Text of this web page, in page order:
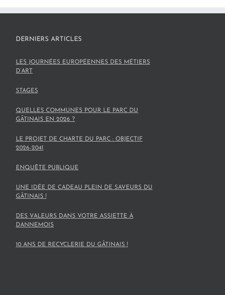
DERNIERS ARTICLES
LES JOURNÉES EUROPÉENNES DES MÉTIERS
D’ART
STAGES
QUELLES COMMUNES POUR LE PARC DU
GÂTINAIS EN 2026 ?
LE PROJET DE CHARTE DU PARC : OBJECTIF
2026-2041
ENQUÊTE PUBLIQUE
UNE IDÉE DE CADEAU PLEIN DE SAVEURS DU
GÂTINAIS !
DES VALEURS DANS VOTRE ASSIETTE À
DANNEMOIS
10 ANS DE RECYCLERIE DU GÂTINAIS !